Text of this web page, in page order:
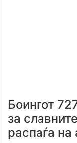
Боингот
за
распаѓа на